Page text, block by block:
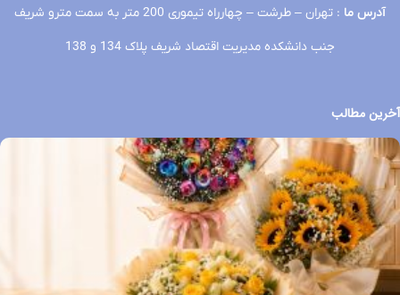
آدرس ما
: تهران – طرشت – چهارراه تیموری 200 متر به سمت مترو شریف
جنب دانشکده مدیریت اقتصاد شریف پلاک 134 و 138
آخرین مطالب